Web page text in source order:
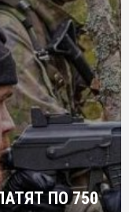
ПО 750